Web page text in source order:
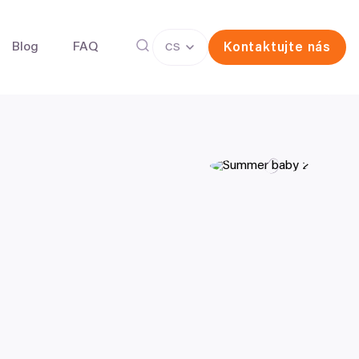
Darování vajíček
Blog FAQ CS Kontaktujte nás